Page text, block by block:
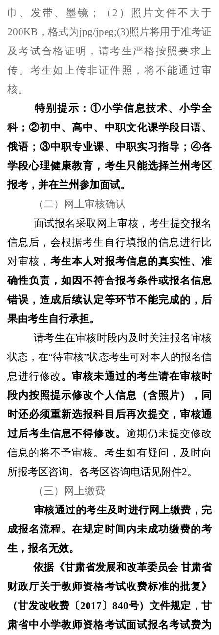
巾、发带、墨镜；（2）照片文件不大于
200KB，格式为jpg/jpeg;(3)照片将用于准考证
及考试合格证明，请考生严格按照要求上
传。考生如上传非证件照，将不能通过审
核。
特别提示：①小学信息技术、小学全
科；②初中、高中、中职文化课学段日语、
俄语；③中职专业课、中职实习指导；④各
学段心理健康教育，考生只能选择兰州考区
报考，并在兰州参加面试。
（二）网上审核确认
面试报名采取网上审核，考生提交报名
信息后，会根据考生自行填报的信息进行比
对审核，考生本人对报考信息的真实性、准
确性负责，如因不符合报考条件或报名信息
错误，造成后续认定等环节不能完成的，后
果由考生自行承担。
请考生在审核时段内及时关注报名审核
状态，在“待审核”状态考生可对本人的报名信
息进行修改。审核未通过的考生请在审核时
段内按照提示修改个人信息（含照片），同
时还必须重新选报科目后再次提交，审核通
过后考生信息不得修改。 逾期仍未提交修改
信息的将不予审核。考生如有疑问，及时向
所报考区咨询。各考区咨询电话见附件2。
（三）网上缴费
审核通过的考生及时进行网上缴费，完
成报名流程。在规定时间内未成功缴费的考
生，报名无效。
依据《甘肃省发展和改革委员会 甘肃省
财政厅关于教师资格考试收费标准的批复》
（甘发改收费〔2017〕840号）文件规定，甘
肃省中小学教师资格考试面试报名考试费为